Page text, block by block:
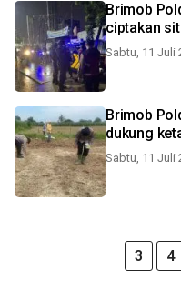
Brimob
ciptakan
Sabtu, 11 Juli
Brimob
dukung
Sabtu, 11 Juli
3 4